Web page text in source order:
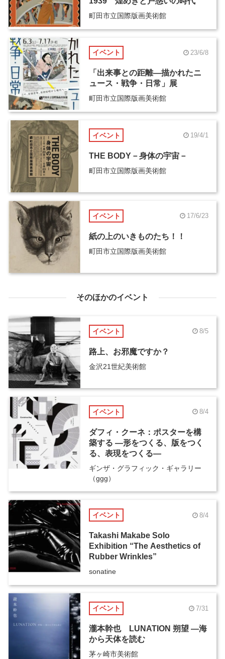
町田市立国際版画美術館
イベント 23/6/8
「出来事との距離―描かれたニ
ュース・戦争・日常」展
町田市立国際版画美術館
イベント 19/4/1
THE BODY－身体の宇宙－
町田市立国際版画美術館
イベント 17/6/23
紙の上のいきものたち！！
町田市立国際版画美術館
そのほかのイベント
イベント 8/5
路上、お邪魔ですか？
金沢21世紀美術館
イベント 8/4
ダフィ・クーネ：ポスターを構
築する ―形をつくる、版をつく
る、表現をつくる―
ギンザ・グラフィック・ギャラリー
（ggg）
イベント 8/4
Takashi Makabe Solo
Exhibition “The Aesthetics of
Rubber Wrinkles”
sonatine
イベント 7/31
瀧本幹也 LUNATION 朔望 ―海
から天体を読む
茅ヶ崎市美術館